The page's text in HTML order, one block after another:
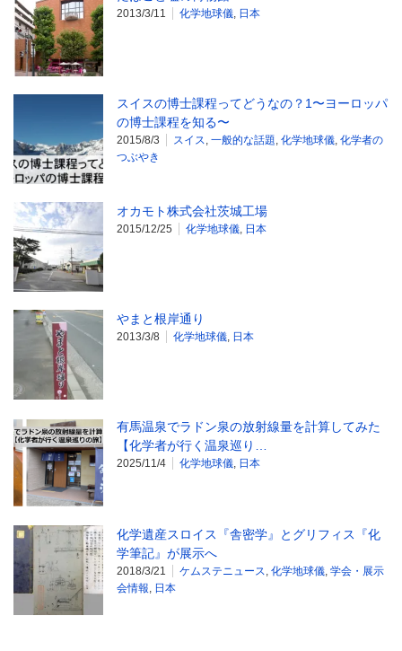
2013/3/11 化学地球儀, 日本
スイスの博士課程ってどうなの？1〜ヨーロッパ
の博士課程を知る〜
2015/8/3 スイス, 一般的な話題, 化学地球儀, 化学者の
つぶやき
オカモト株式会社茨城工場
2015/12/25 化学地球儀, 日本
やまと根岸通り
2013/3/8 化学地球儀, 日本
有馬温泉でラドン泉の放射線量を計算してみた
【化学者が行く温泉巡り…
2025/11/4 化学地球儀, 日本
化学遺産スロイス『舎密学』とグリフィス『化
学筆記』が展示へ
2018/3/21 ケムステニュース, 化学地球儀, 学会・展示
会情報, 日本